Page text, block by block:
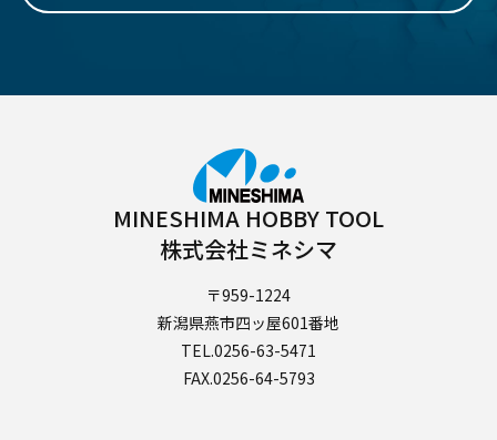
MINESHIMA HOBBY TOOL
株式会社ミネシマ
〒959-1224
新潟県燕市四ッ屋601番地
TEL.0256-63-5471
FAX.0256-64-5793